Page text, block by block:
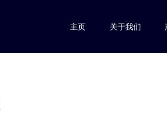
主页 关于我们